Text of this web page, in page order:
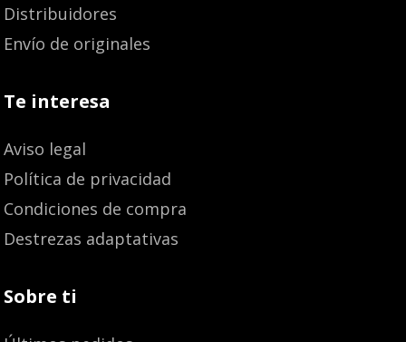
Distribuidores
Envío de originales
Te interesa
Aviso legal
Política de privacidad
Condiciones de compra
Destrezas adaptativas
Sobre ti